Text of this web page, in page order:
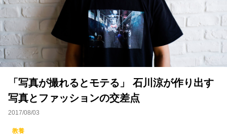
カルチャー ライフスタイル 学び
健康 スキルアップ ダイエット 美容
エンターテインメント インタビュー
トレーニング スポーツ 恋愛
ライフハック 特集 イベントレポート
「写真が撮れるとモテる」 石川涼が作り出す
写真とファッションの交差点
2017/08/03
教養